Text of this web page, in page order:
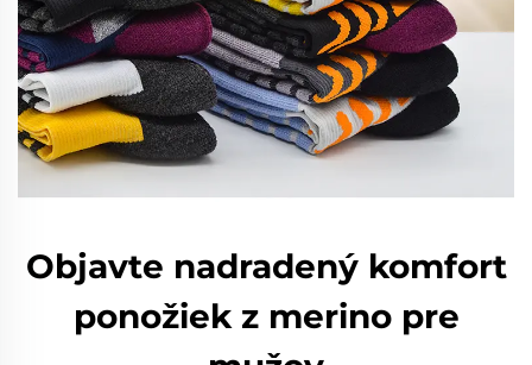
Objavte nadradený komfort
ponožiek z merino pre